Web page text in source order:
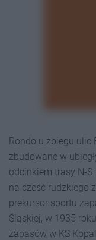
Rondo u zbiegu ulic
zbudowane w
odcinkiem trasy N-
na cześć rudzkiego
prekursor sportu
Śląskiej, w 1935
zapasów w KS